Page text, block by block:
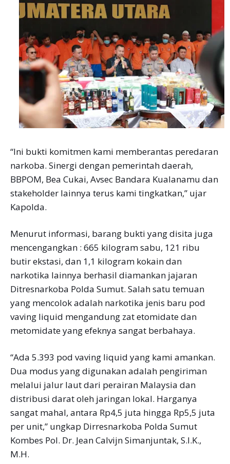
“Ini bukti komitmen kami memberantas peredaran
narkoba. Sinergi dengan pemerintah daerah,
BBPOM, Bea Cukai, Avsec Bandara Kualanamu dan
stakeholder lainnya terus kami tingkatkan,” ujar
Kapolda.
Menurut informasi, barang bukti yang disita juga
mencengangkan : 665 kilogram sabu, 121 ribu
butir ekstasi, dan 1,1 kilogram kokain dan
narkotika lainnya berhasil diamankan jajaran
Ditresnarkoba Polda Sumut. Salah satu temuan
yang mencolok adalah narkotika jenis baru pod
vaving liquid mengandung zat etomidate dan
metomidate yang efeknya sangat berbahaya.
“Ada 5.393 pod vaving liquid yang kami amankan.
Dua modus yang digunakan adalah pengiriman
melalui jalur laut dari perairan Malaysia dan
distribusi darat oleh jaringan lokal. Harganya
sangat mahal, antara Rp4,5 juta hingga Rp5,5 juta
per unit,” ungkap Dirresnarkoba Polda Sumut
Kombes Pol. Dr. Jean Calvijn Simanjuntak, S.I.K.,
M.H.